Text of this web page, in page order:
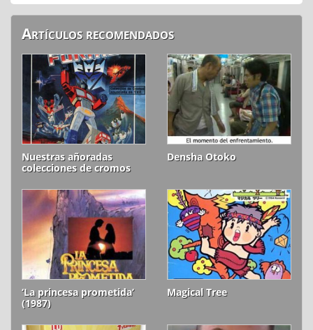
Artículos recomendados
Nuestras añoradas
colecciones de cromos
Densha Otoko
‘La princesa prometida’
(1987)
Magical Tree